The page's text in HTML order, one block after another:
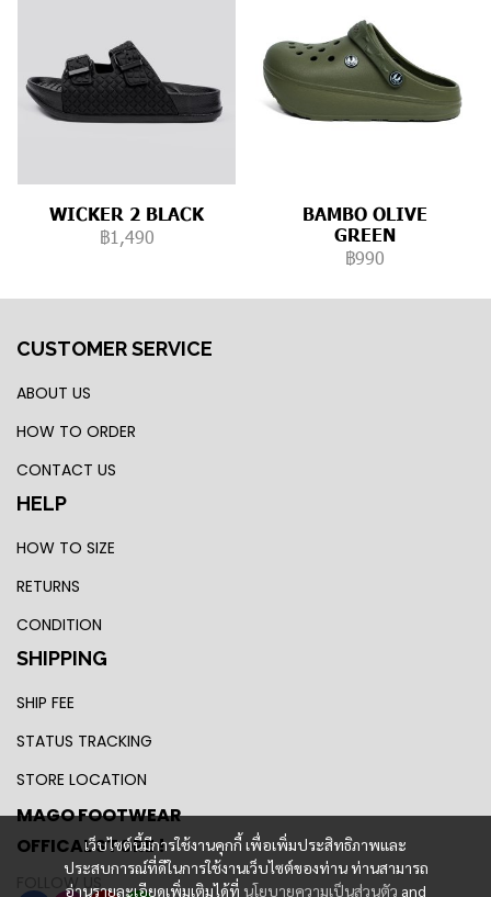
WICKER 2 BLACK
฿1,490
BAMBO OLIVE
GREEN
฿990
เว็บไซต์นี้มีการใช้งานคุกกี้ เพื่อเพิ่มประสิทธิภาพและ
ประสบการณ์ที่ดีในการใช้งานเว็บไซต์ของท่าน ท่านสามารถ
อ่านรายละเอียดเพิ่มเติมได้ที่ นโยบายความเป็นส่วนตัว and
CUSTOMER SERVICE
ABOUT US
HOW TO ORDER
CONTACT US
HELP
HOW TO SIZE
RETURNS
CONDITION
SHIPPING
SHIP FEE
STATUS TRACKING
STORE LOCATION
MAGO FOOTWEAR
OFFICAL STORE !
FOLLOW US